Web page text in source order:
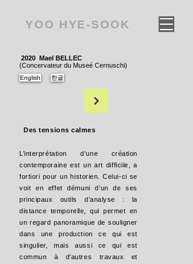
YOO HYE-SOOK
2020 Mael BELLEC
(Concervateur du Museé Cernuschi)
English 한글
Des tensions calmes
L’interprétation d’une création
contemporaine est un art difficile, a
fortiori pour un historien. Celui-ci se
voit en effet démuni d’un de ses
principaux outils d’analyse : la
distance temporelle, qui permet en
un regard panoramique de souligner
dans une production ce qui est
singulier, mais aussi ce qui est
commun à d’autres travaux et